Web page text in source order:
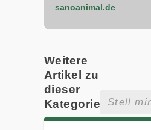
sanoanimal.de
Weitere
Artikel zu
dieser
Kategorie